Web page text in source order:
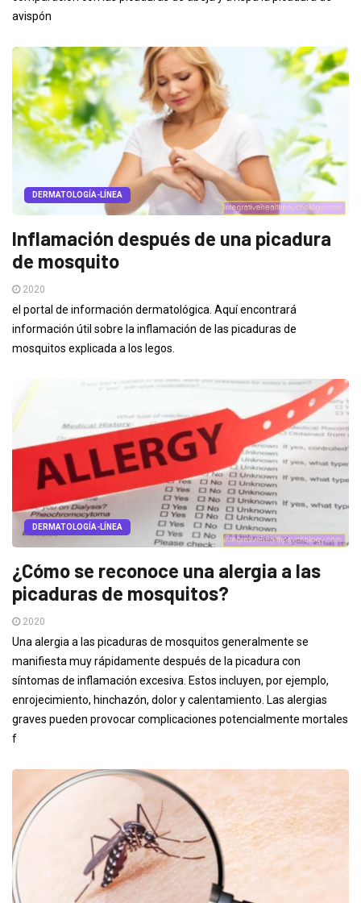
avispón
DERMATOLOGÍA-LÍNEA
Inflamación después de una picadura
de mosquito
2020
el portal de información dermatológica. Aquí encontrará
información útil sobre la inflamación de las picaduras de
mosquitos explicada a los legos.
DERMATOLOGÍA-LÍNEA
¿Cómo se reconoce una alergia a las
picaduras de mosquitos?
2020
Una alergia a las picaduras de mosquitos generalmente se
manifiesta muy rápidamente después de la picadura con
síntomas de inflamación excesiva. Estos incluyen, por ejemplo,
enrojecimiento, hinchazón, dolor y calentamiento. Las alergias
graves pueden provocar complicaciones potencialmente mortales
f